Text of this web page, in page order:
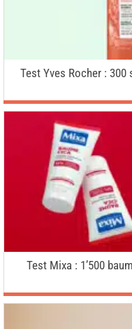
Test Yves Rocher :
Test Mixa : 1’500